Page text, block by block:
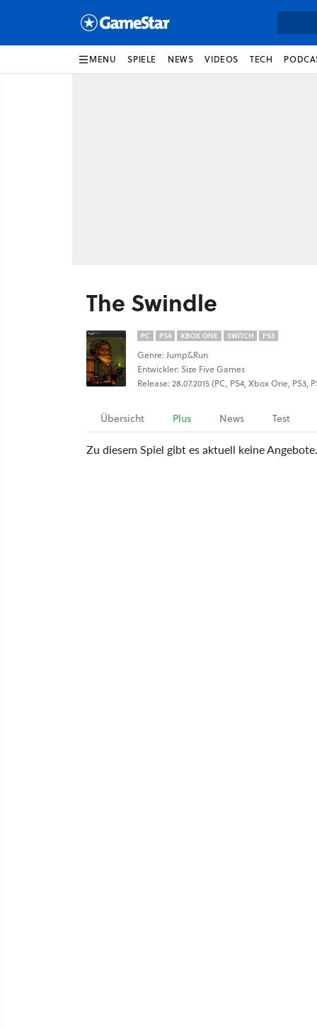
MENU SPIELE NEWS VIDEOS TECH
The Swindle
PC PS4 XBOX ONE SWITCH PS3
Genre: Jump&Run
Entwickler: Size Five Games
Release: 28.07.2015 (PC, PS4, Xbox One, PS3,
Übersicht Plus News Test
Zu diesem Spiel gibt es aktuell keine Angebote.